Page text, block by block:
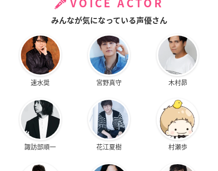
VOICE ACTOR
みんなが気になっている声優さん
速水奨 宮野真守 木村昴
諏訪部順一 花江夏樹 村瀬歩